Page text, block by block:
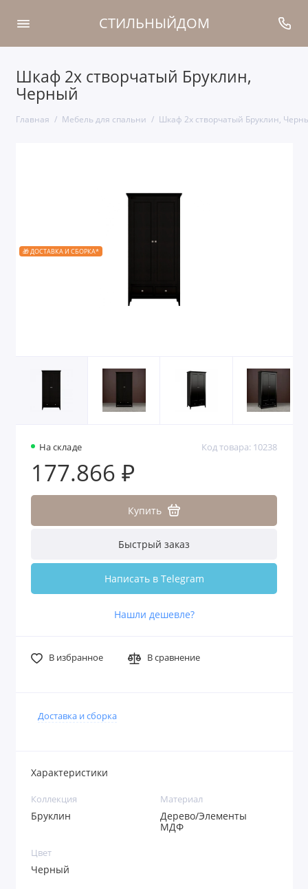
СТИЛЬНЫЙДОМ
Шкаф 2х створчатый Бруклин,
Черный
Главная Мебель для спальни Шкаф 2х створчатый Бруклин,
🎁 ДОСТАВКА И СБОРКА*
На складе Код товара: 10238
177.866 ₽
Купить
Быстрый заказ
Написать в Telegram
Нашли дешевле?
В избранное В сравнение
Доставка и сборка
Характеристики
Коллекция
Бруклин
Материал
Дерево/Элементы
МДФ
Цвет
Черный